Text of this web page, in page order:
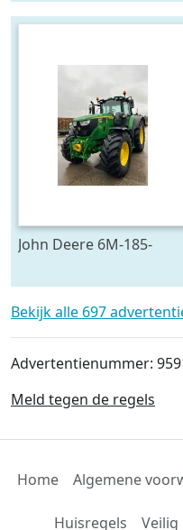
John Deere 6M-185-
Bekijk alle 697
Advertentienummer:
Meld tegen de regels
Home Algemene
Huisregels Veilig